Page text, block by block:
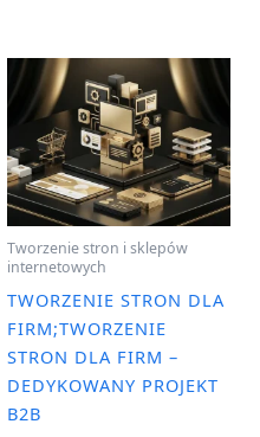
Tworzenie stron i sklepów
internetowych
TWORZENIE STRON DLA
FIRM;TWORZENIE
STRON DLA FIRM –
DEDYKOWANY PROJEKT
B2B